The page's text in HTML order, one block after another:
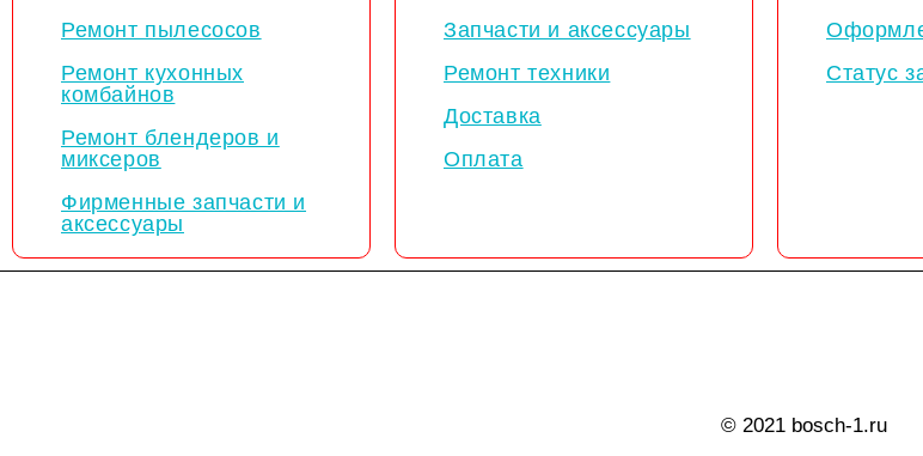
Ремонт пылесосов
Ремонт кухонных
комбайнов
Ремонт блендеров и
миксеров
Фирменные запчасти и
аксессуары
Запчасти и аксессуары
Ремонт техники
Доставка
Оплата
Статус
© 2021 bosch-1.ru